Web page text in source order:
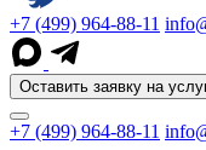
+7 (499) 964-88-11
Оставить заявку на
+7 (499) 964-88-11